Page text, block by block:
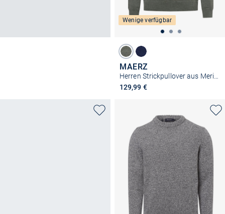
Wenige verfügbar
MAERZ
129,99 €